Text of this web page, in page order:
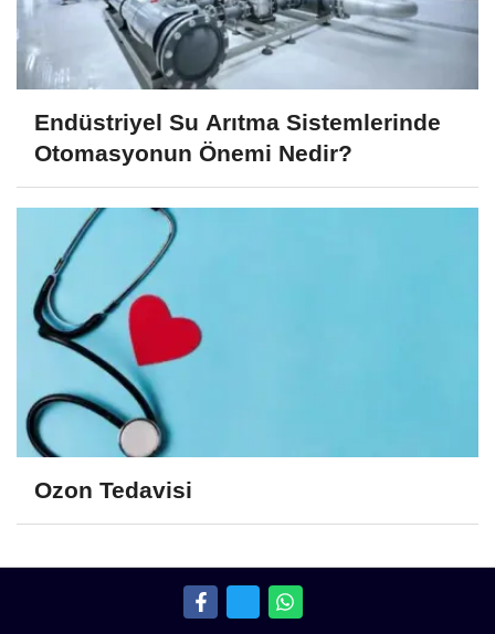
Endüstriyel Su Arıtma Sistemlerinde
Otomasyonun Önemi Nedir?
Ozon Tedavisi